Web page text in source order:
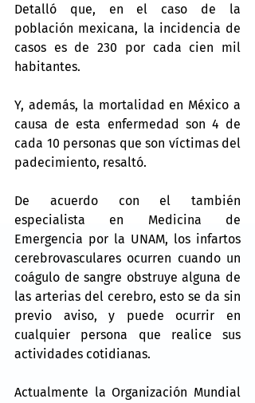
Detalló que, en el caso de la
población mexicana, la incidencia de
casos es de 230 por cada cien mil
habitantes.
Y, además, la mortalidad en México a
causa de esta enfermedad son 4 de
cada 10 personas que son víctimas del
padecimiento, resaltó.
De acuerdo con el también
especialista en Medicina de
Emergencia por la UNAM, los infartos
cerebrovasculares ocurren cuando un
coágulo de sangre obstruye alguna de
las arterias del cerebro, esto se da sin
previo aviso, y puede ocurrir en
cualquier persona que realice sus
actividades cotidianas.
Actualmente la Organización Mundial